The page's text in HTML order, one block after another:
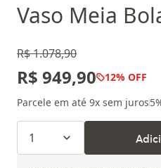
Vaso Meia
R$ 1.078,90
R$ 949,90 12% OFF
Parcele em até 9x sem juros5
1